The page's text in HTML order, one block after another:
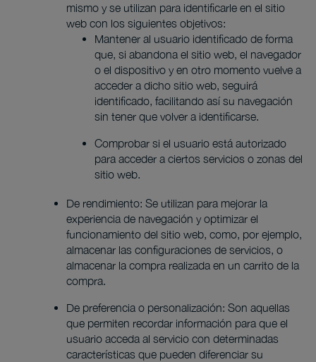
mismo y se utilizan para identificarle en el sitio
web con los siguientes objetivos:
Mantener al usuario identificado de forma
que, si abandona el sitio web, el navegador
o el dispositivo y en otro momento vuelve a
acceder a dicho sitio web, seguirá
identificado, facilitando así su navegación
sin tener que volver a identificarse.
Comprobar si el usuario está autorizado
para acceder a ciertos servicios o zonas del
sitio web.
De rendimiento: Se utilizan para mejorar la
experiencia de navegación y optimizar el
funcionamiento del sitio web, como, por ejemplo,
almacenar las configuraciones de servicios, o
almacenar la compra realizada en un carrito de la
compra.
De preferencia o personalización: Son aquellas
que permiten recordar información para que el
usuario acceda al servicio con determinadas
características que pueden diferenciar su